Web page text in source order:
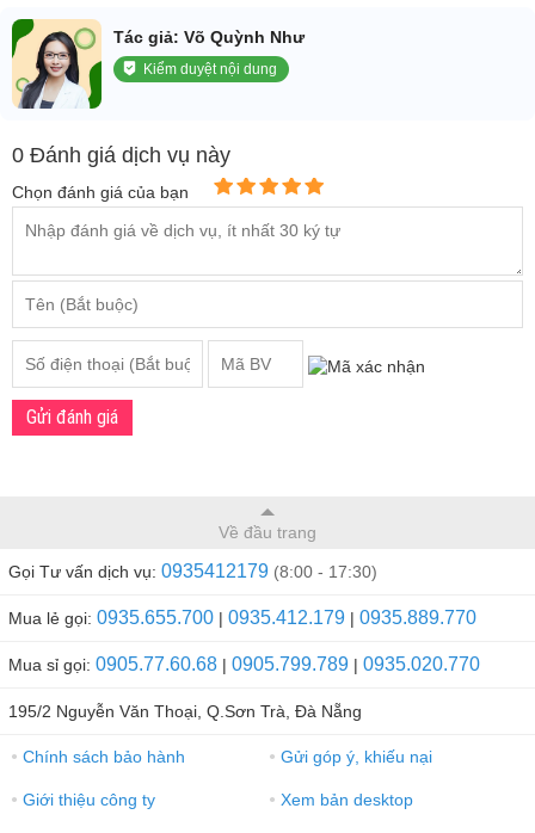
Tác giả: Võ Quỳnh Như
Kiểm duyệt nội dung
0 Đánh giá dịch vụ này
Chọn đánh giá của bạn
Gửi đánh giá
Về đầu trang
Gọi Tư vấn dịch vụ: 0935412179 (8:00 - 17:30)
Mua lẻ gọi: 0935.655.700 | 0935.412.179 | 0935.889.770
Mua sỉ gọi: 0905.77.60.68 | 0905.799.789 | 0935.020.770
195/2 Nguyễn Văn Thoại, Q.Sơn Trà, Đà Nẵng
● Chính sách bảo hành ● Gửi góp ý, khiếu nại
● Giới thiệu công ty ● Xem bản desktop